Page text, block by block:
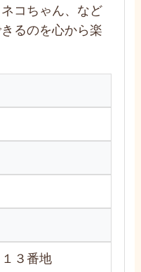
コちゃん、など
るのを心から楽
３番地